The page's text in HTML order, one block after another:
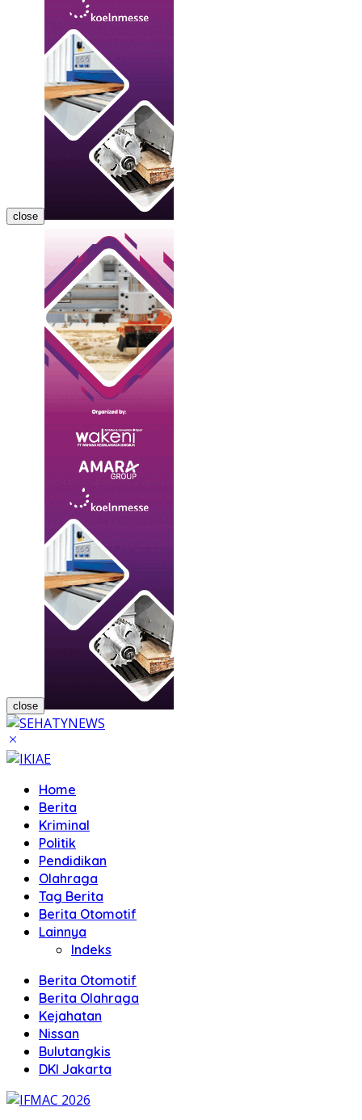
close
close
Home
Berita
Kriminal
Politik
Pendidikan
Olahraga
Tag Berita
Berita Otomotif
Lainnya
Indeks
Berita Otomotif
Berita Olahraga
Kejahatan
Nissan
Bulutangkis
DKI Jakarta